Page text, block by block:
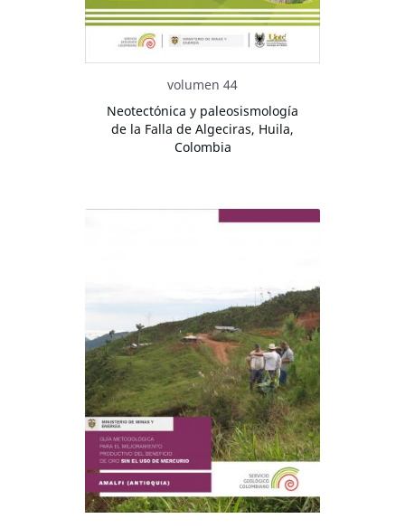
volumen 44
Neotectónica y paleosismología
de la Falla de Algeciras, Huila,
Colombia